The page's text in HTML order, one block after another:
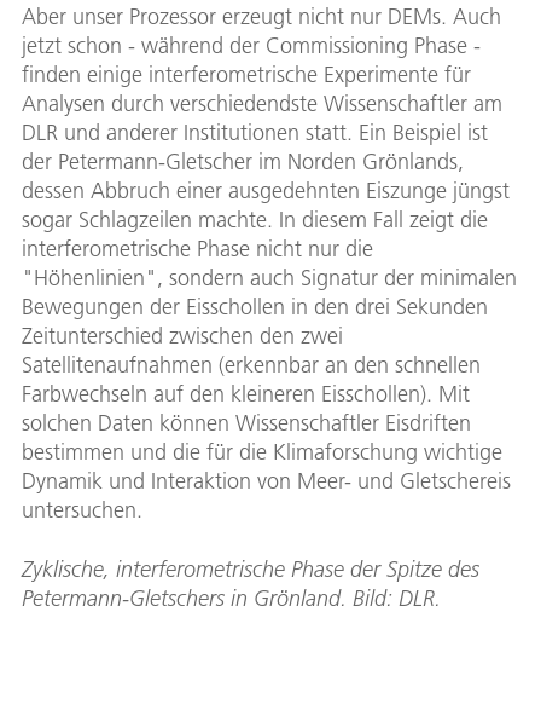
Aber unser Prozessor erzeugt nicht nur DEMs. Auch
jetzt schon - während der Commissioning Phase -
finden einige interferometrische Experimente für
Analysen durch verschiedendste Wissenschaftler am
DLR und anderer Institutionen statt. Ein Beispiel ist
der Petermann-Gletscher im Norden Grönlands,
dessen Abbruch einer ausgedehnten Eiszunge jüngst
sogar Schlagzeilen machte. In diesem Fall zeigt die
interferometrische Phase nicht nur die
"Höhenlinien", sondern auch Signatur der minimalen
Bewegungen der Eisschollen in den drei Sekunden
Zeitunterschied zwischen den zwei
Satellitenaufnahmen (erkennbar an den schnellen
Farbwechseln auf den kleineren Eisschollen). Mit
solchen Daten können Wissenschaftler Eisdriften
bestimmen und die für die Klimaforschung wichtige
Dynamik und Interaktion von Meer- und Gletschereis
untersuchen.
Zyklische, interferometrische Phase der Spitze des
Petermann-Gletschers in Grönland. Bild: DLR.